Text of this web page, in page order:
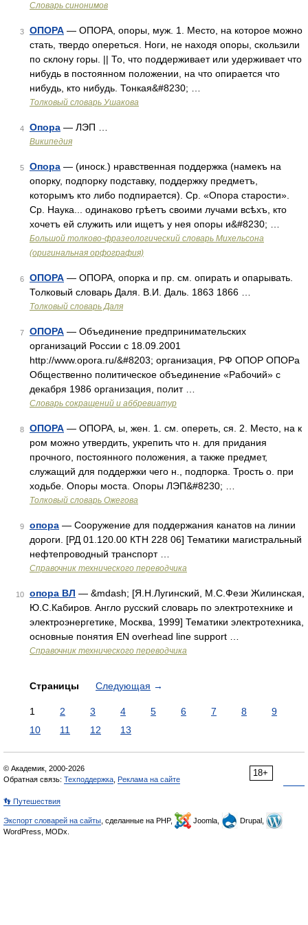
Словарь синонимов
3 ОПОРА — ОПОРА, опоры, муж. 1. Место, на которое можно
стать, твердо опереться. Ноги, не находя опоры, скользили
по склону горы. || То, что поддерживает или удерживает что
нибудь в постоянном положении, на что опирается что
нибудь, кто нибудь. Тонкая&#8230; …
Толковый словарь Ушакова
4 Опора — ЛЭП …
Википедия
5 Опора — (иноск.) нравственная поддержка (намекъ на
опорку, подпорку подставку, поддержку предметъ,
которымъ кто либо подпирается). Ср. «Опора старости».
Ср. Наука... одинаково грѣетъ своими лучами всѣхъ, кто
хочетъ ей служить или ищетъ у нея опоры и&#8230; …
Большой толково-фразеологический словарь Михельсона
(оригинальная орфография)
6 ОПОРА — ОПОРА, опорка и пр. см. опирать и опарывать.
Толковый словарь Даля. В.И. Даль. 1863 1866 …
Толковый словарь Даля
7 ОПОРА — Объединение предпринимательских
организаций России с 18.09.2001
http://www.opora.ru/&#8203; организация, РФ ОПОР ОПОРа
Общественно политическое объединение «Рабочий» с
декабря 1986 организация, полит …
Словарь сокращений и аббревиатур
8 ОПОРА — ОПОРА, ы, жен. 1. см. опереть, ся. 2. Место, на к
ром можно утвердить, укрепить что н. для придания
прочного, постоянного положения, а также предмет,
служащий для поддержки чего н., подпорка. Трость о. при
ходьбе. Опоры моста. Опоры ЛЭП&#8230; …
Толковый словарь Ожегова
9 опора — Сооружение для поддержания канатов на линии
дороги. [РД 01.120.00 КТН 228 06] Тематики магистральный
нефтепроводный транспорт …
Справочник технического переводчика
10 опора ВЛ — &mdash; [Я.Н.Лугинский, М.С.Фези Жилинская,
Ю.С.Кабиров. Англо русский словарь по электротехнике и
электроэнергетике, Москва, 1999] Тематики электротехника,
основные понятия EN overhead line support …
Справочник технического переводчика
Страницы Следующая →
1 2 3 4 5 6 7 8
9
10
11 12 13
18+
© Академик, 2000-2026
Обратная связь: Техподдержка Реклама на сайте
👣 Путешествия
Экспорт словарей на сайты , сделанные на PHP, Joomla,
Drupal,
WordPress, MODx.